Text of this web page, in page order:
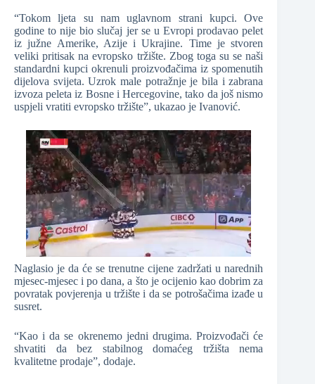
“Tokom ljeta su nam uglavnom strani kupci. Ove
godine to nije bio slučaj jer se u Evropi prodavao pelet
iz južne Amerike, Azije i Ukrajine. Time je stvoren
veliki pritisak na evropsko tržište. Zbog toga su se naši
standardni kupci okrenuli proizvođačima iz spomenutih
dijelova svijeta. Uzrok male potražnje je bila i zabrana
izvoza peleta iz Bosne i Hercegovine, tako da još nismo
uspjeli vratiti evropsko tržište”, ukazao je Ivanović.
Naglasio je da će se trenutne cijene zadržati u narednih
mjesec-mjesec i po dana, a što je ocijenio kao dobrim za
povratak povjerenja u tržište i da se potrošačima izađe u
susret.
“Kao i da se okrenemo jedni drugima. Proizvođači će
shvatiti da bez stabilnog domaćeg tržišta nema
kvalitetne prodaje”, dodaje.